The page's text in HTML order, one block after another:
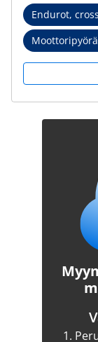
Endurot,
1.